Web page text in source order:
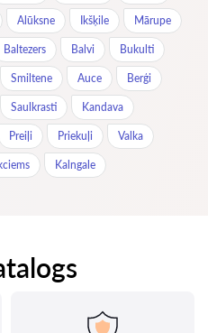
Alūksne Ikšķile Mārupe
Baltezers Balvi Bukulti
Smiltene Auce Berģi
Saulkrasti Kandava
Preiļi Priekuļi Valka
Kalngale